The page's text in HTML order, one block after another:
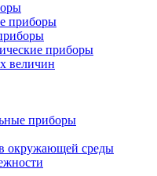
приборы
приборы
величин
приборы
окружающей среды